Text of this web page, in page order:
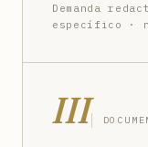
Demanda
específico ·
III